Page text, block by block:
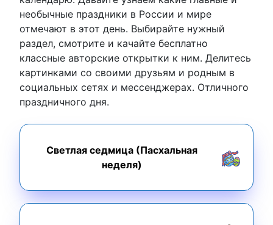
необычные праздники в России и мире
отмечают в этот день. Выбирайте нужный
раздел, смотрите и качайте бесплатно
классные авторские открытки к ним. Делитесь
картинками со своими друзьям и родным в
социальных сетях и мессенджерах. Отличного
праздничного дня.
Светлая седмица (Пасхальная
неделя)